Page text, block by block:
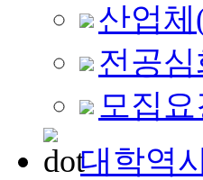
산업체
전공
모집
대학역